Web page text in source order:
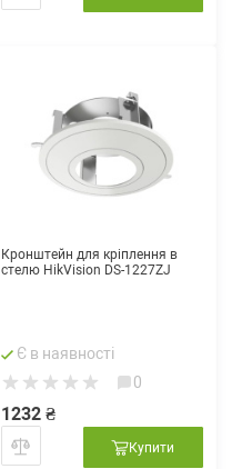
Кронштейн для кріплення в
стелю HikVision DS-1227ZJ
Є в наявності
0
1232 ₴
Купити